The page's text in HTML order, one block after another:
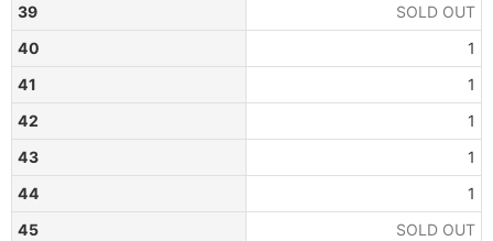
39
SOLD OUT
40
1
41
1
42
1
43
1
44
1
45
SOLD OUT